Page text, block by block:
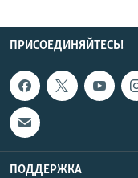
ПРИСОЕДИНЯЙТЕСЬ!
ПОДДЕРЖКА